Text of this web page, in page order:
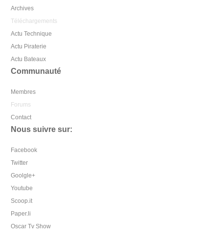
Archives
Téléchargements
Actu Technique
Actu Piraterie
Actu Bateaux
Communauté
Membres
Forums
Contact
Nous suivre sur:
Facebook
Twitter
Goolgle+
Youtube
Scoop.it
Paper.li
Oscar Tv Show